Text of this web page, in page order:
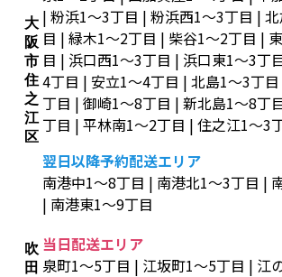
大
阪
市
住
之
江
区
| 粉浜1～3丁目 | 粉浜西1～3丁目 |
目 | 緑木1～2丁目 | 柴谷1～2丁目 |
目 | 浜口西1～3丁目 | 浜口東1～3丁
4丁目 | 安立1～4丁目 | 北島1～3丁
丁目 | 御崎1～8丁目 | 新北島1～8丁
丁目 | 平林南1～2丁目 | 住之江1～3
翌日以降予約配送エリア
南港中1～8丁目 | 南港北1～3丁目 |
| 南港東1～9丁目
吹
田
当日配送エリア
泉町1～5丁目 | 江坂町1～5丁目 | 江